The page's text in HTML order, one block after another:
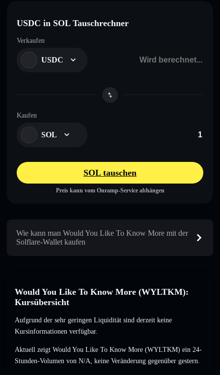
USDC in SOL Tauschrechner
Verkaufen
USDC
Kaufen
SOL
SOL tauschen
Preis kann vom Onramp-Service abhängen
Wie kann man Would You Like To Know More mit der
Solflare-Wallet kaufen
Would You Like To Know More (WYLTKM):
Kursübersicht
Aufgrund der sehr geringen Liquidität sind derzeit keine
Kursinformationen verfügbar.
Aktuell zeigt Would You Like To Know More (WYLTKM) ein 24-
Stunden-Volumen von N/A, keine Veränderung gegenüber gestern.